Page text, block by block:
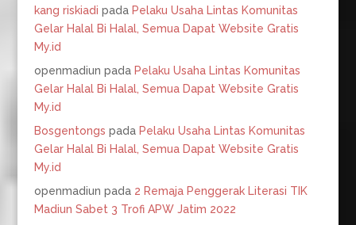
kang riskiadi pada Pelaku Usaha Lintas Komunitas
Gelar Halal Bi Halal, Semua Dapat Website Gratis
My.id
openmadiun pada Pelaku Usaha Lintas Komunitas
Gelar Halal Bi Halal, Semua Dapat Website Gratis
My.id
Bosgentongs pada Pelaku Usaha Lintas Komunitas
Gelar Halal Bi Halal, Semua Dapat Website Gratis
My.id
openmadiun pada 2 Remaja Penggerak Literasi TIK
Madiun Sabet 3 Trofi APW Jatim 2022